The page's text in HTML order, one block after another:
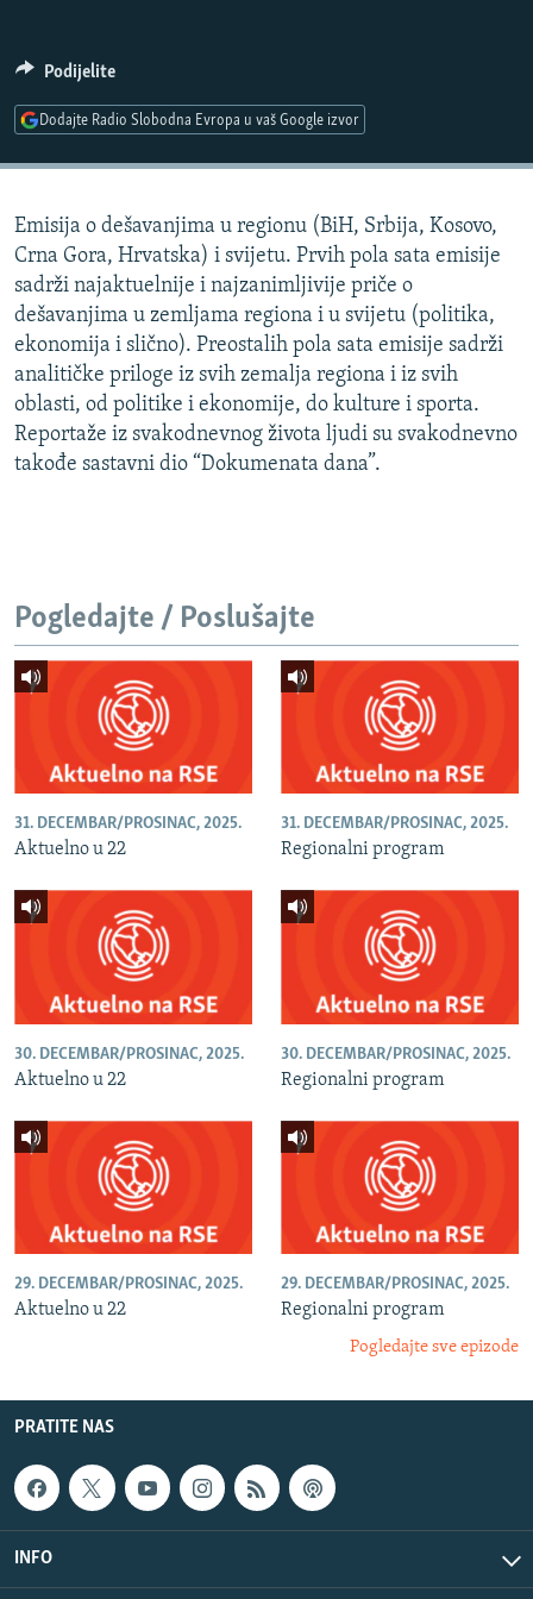
DNEVNO@RSE
SPECIJALI RSE
POPLAVE I KLIZIŠTA U BIH 2024.
TV LIBERTY
POST SCRIPTUM
MOJA EVROPA
TRI DECENIJE OD RATA U BIH
SVE KARTE DEJTONA
PRATITE NAS
Sve RFE/RL stranice
Podijelite
Dodajte Radio Slobodna Evropa u vaš Google izvor
Emisija o dešavanjima u regionu (BiH, Srbija, Kosovo,
Crna Gora, Hrvatska) i svijetu. Prvih pola sata emisije
sadrži najaktuelnije i najzanimljivije priče o
dešavanjima u zemljama regiona i u svijetu (politika,
ekonomija i slično). Preostalih pola sata emisije sadrži
analitičke priloge iz svih zemalja regiona i iz svih
oblasti, od politike i ekonomije, do kulture i sporta.
Reportaže iz svakodnevnog života ljudi su svakodnevno
takođe sastavni dio “Dokumenata dana”.
Pogledajte / Poslušajte
31. DECEMBAR/PROSINAC, 2025.
Aktuelno u 22
31. DECEMBAR/PROSINAC, 2025.
Regionalni program
30. DECEMBAR/PROSINAC, 2025.
Aktuelno u 22
30. DECEMBAR/PROSINAC, 2025.
Regionalni program
29. DECEMBAR/PROSINAC, 2025.
Aktuelno u 22
29. DECEMBAR/PROSINAC, 2025.
Regionalni program
Pogledajte sve epizode
PRATITE NAS
INFO